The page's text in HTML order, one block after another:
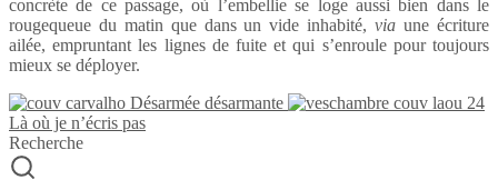
concrète de ce passage, où l’embellie se loge aussi bien dans le
rouge­queue du matin que dans un vide inha­bité,viaune écri­ture
ailée, emprun­tant les lignes de fuite et qui s’enroule pour toujours
mieux se déployer.
Désarmée désarmante
Là où je n’écris pas
Recherche